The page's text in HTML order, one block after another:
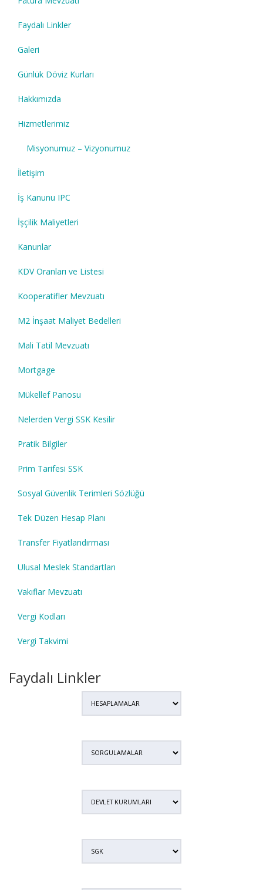
Faydalı Linkler
Galeri
Günlük Döviz Kurları
Hakkımızda
Hizmetlerimiz
Misyonumuz – Vizyonumuz
İletişim
İş Kanunu IPC
İşçilik Maliyetleri
Kanunlar
KDV Oranları ve Listesi
Kooperatifler Mevzuatı
M2 İnşaat Maliyet Bedelleri
Mali Tatil Mevzuatı
Mortgage
Mükellef Panosu
Nelerden Vergi SSK Kesilir
Pratik Bilgiler
Prim Tarifesi SSK
Sosyal Güvenlik Terimleri Sözlüğü
Tek Düzen Hesap Planı
Transfer Fiyatlandırması
Ulusal Meslek Standartları
Vakıflar Mevzuatı
Vergi Kodları
Vergi Takvimi
Faydalı Linkler